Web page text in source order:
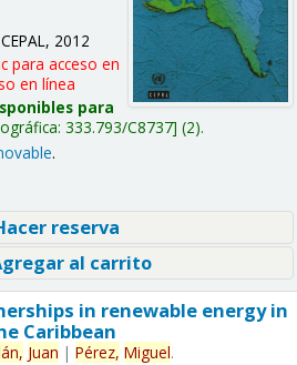
2012
para acceso en
en línea
para
333.793/C8737 (2).
.
reserva
al carrito
in renewable energy in
Caribbean
Juan | Pérez, Miguel.